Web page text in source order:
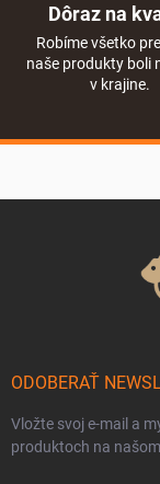
Dôraz na
Robíme všetko
naše produkty boli
v krajine.
ODOBERAŤ
Vložte svoj e-mail a
produktoch na